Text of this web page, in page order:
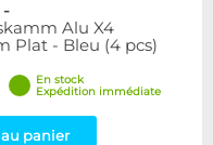
-
Alu X4
Plat - Bleu (4 pcs)
En stock
Expédition immédiate
panier